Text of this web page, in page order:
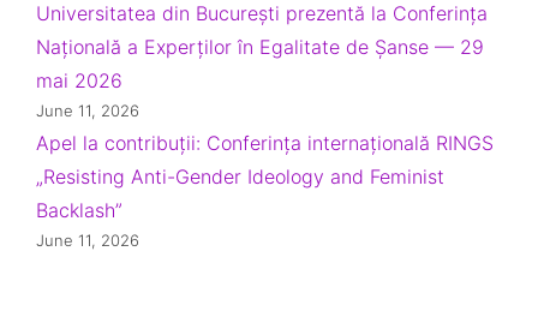
Universitatea din București prezentă la Conferința
Națională a Experților în Egalitate de Șanse — 29
mai 2026
June 11, 2026
Apel la contribuții: Conferința internațională RINGS
„Resisting Anti-Gender Ideology and Feminist
Backlash”
June 11, 2026